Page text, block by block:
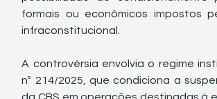
formais ou econômicos impostos
infraconstitucional.
A controvérsia envolvia o regime
nº 214/2025, que condiciona a